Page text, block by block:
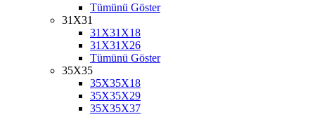
Tümünü Göster
31X31
31X31X18
31X31X26
Tümünü Göster
35X35
35X35X18
35X35X29
35X35X37